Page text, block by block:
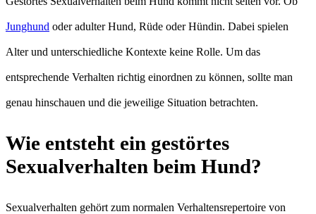
Junghund oder adulter Hund, Rüde oder Hündin. Dabei spielen
Alter und unterschiedliche Kontexte keine Rolle. Um das
entsprechende Verhalten richtig einordnen zu können, sollte man
genau hinschauen und die jeweilige Situation betrachten.
Wie entsteht ein gestörtes
Sexualverhalten beim Hund?
Sexualverhalten gehört zum normalen Verhaltensrepertoire von